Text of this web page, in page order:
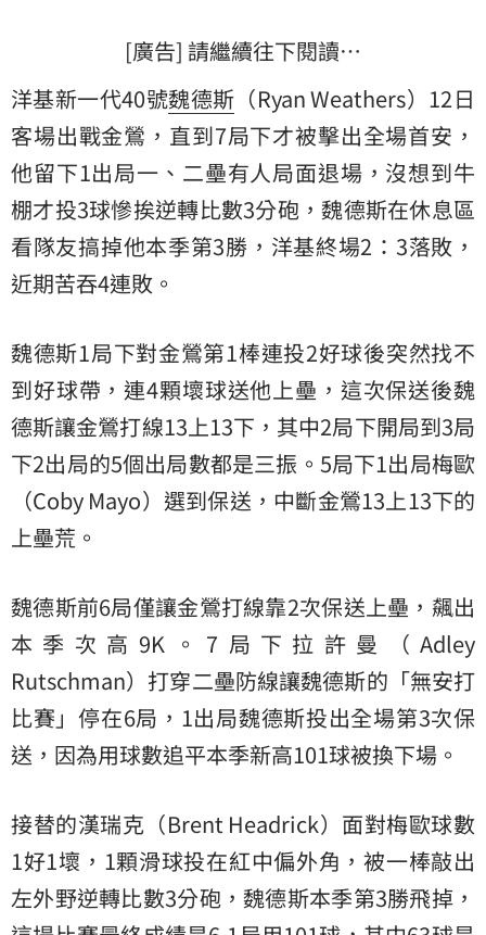
[廣告] 請繼續往下閱讀…
洋基新一代40號魏德斯 （Ryan Weathers）12日
客場出戰金鶯，直到7局下才被擊出全場首安，
他留下1出局一、二壘有人局面退場，沒想到牛
棚才投3球慘挨逆轉比數3分砲，魏德斯在休息區
看隊友搞掉他本季第3勝，洋基終場2：3落敗，
近期苦吞4連敗。
魏德斯1局下對金鶯第1棒連投2好球後突然找不
到好球帶，連4顆壞球送他上壘，這次保送後魏
德斯讓金鶯打線13上13下，其中2局下開局到3局
下2出局的5個出局數都是三振。5局下1出局梅歐
（Coby Mayo）選到保送，中斷金鶯13上13下的
上壘荒。
魏德斯前6局僅讓金鶯打線靠2次保送上壘，飆出
本季次高9K。7局下拉許曼（Adley
Rutschman）打穿二壘防線讓魏德斯的「無安打
比賽」停在6局，1出局魏德斯投出全場第3次保
送，因為用球數追平本季新高101球被換下場。
接替的漢瑞克（Brent Headrick）面對梅歐球數
1好1壞，1顆滑球投在紅中偏外角，被一棒敲出
左外野逆轉比數3分砲，魏德斯本季第3勝飛掉，